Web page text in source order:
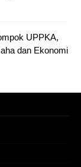
UPPKA,
dan Ekonomi